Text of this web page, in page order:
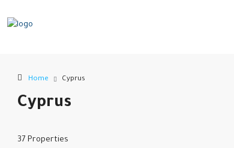
Home Cyprus
Cyprus
37 Properties